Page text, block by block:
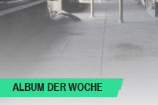
ALBUM DER WOCHE